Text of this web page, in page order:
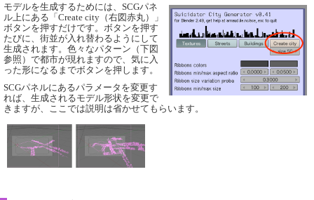
モデルを生成するためには、SCGパネ
ル上にある「Create city（右図赤丸）」
ボタンを押すだけです。ボタンを押す
たびに、街並が入れ替わるようにして
生成されます。色々なパターン（下図
参照）で都市が現れますので、気に入
った形になるまでボタンを押します。
SCGパネルにあるパラメータを変更す
れば、生成されるモデル形状を変更で
きますが、ここでは説明は省かせてもらいます。